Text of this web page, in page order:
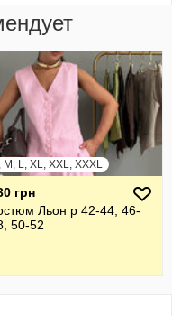
M, L, XL, XXL, XXXL
грн
Льон р 42-44, 46-
50-52